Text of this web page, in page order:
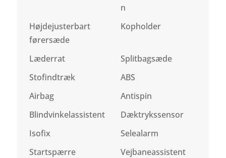
n
Højdejusterbart
førersæde
Kopholder
Læderrat
Splitbagsæde
Stofindtræk
ABS
Airbag
Antispin
Blindvinkelassistent
Dæktrykssensor
Isofix
Selealarm
Startspærre
Vejbaneassistent